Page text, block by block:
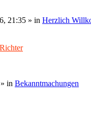
21:35 » in Herzlich
» in Bekanntmachungen